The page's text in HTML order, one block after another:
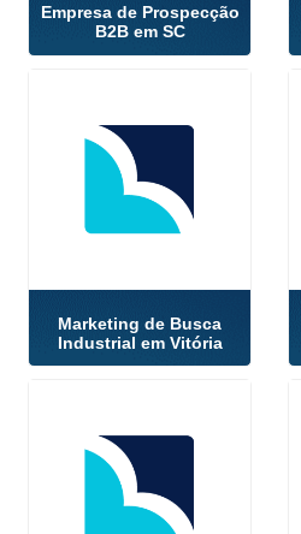
Empresa de Prospecção
B2B em SC
Marketing de Busca
Industrial em Vitória